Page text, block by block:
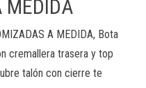
MEDIDA
A MEDIDA, Bota
cremallera trasera y top
talón con cierre te